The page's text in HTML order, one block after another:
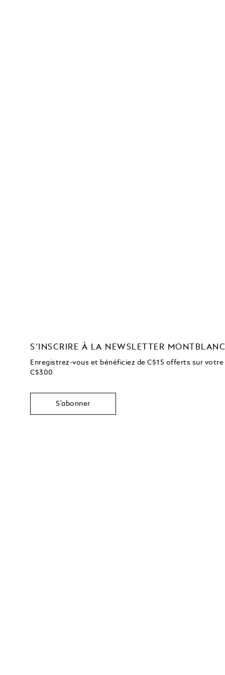
S’INSCRIRE À LA NEWSLETTER MONTBLANC
Enregistrez-vous et bénéficiez de C$15 offerts sur
C$300
S'abonner